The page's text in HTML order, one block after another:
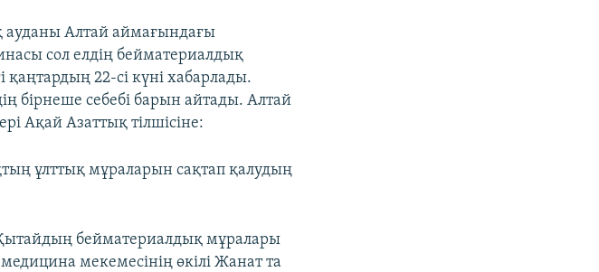
Алтай аймағындағы
сол елдің бейматериалдық
қаңтардың 22-сі күні хабарлады.
бірнеше себебі барын айтады. Алтай
Ақай Азаттық тілшісіне​:
ұлттық мұраларын сақтап қалудың
бейматериалдық мұралары
мекемесінің өкілі Жанат та